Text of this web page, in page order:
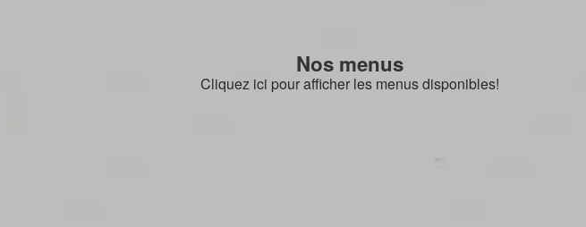
Nos menus
Cliquez ici pour afficher les menus disponibles!